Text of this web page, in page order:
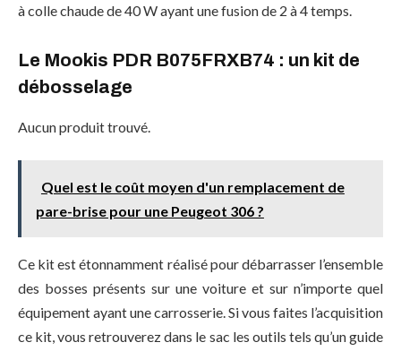
à colle chaude de 40 W ayant une fusion de 2 à 4 temps.
Le Mookis PDR B075FRXB74 : un kit de
débosselage
Aucun produit trouvé.
Quel est le coût moyen d'un remplacement de
pare-brise pour une Peugeot 306 ?
Ce kit est étonnamment réalisé pour débarrasser l’ensemble
des bosses présents sur une voiture et sur n’importe quel
équipement ayant une carrosserie. Si vous faites l’acquisition
ce kit, vous retrouverez dans le sac les outils tels qu’un guide